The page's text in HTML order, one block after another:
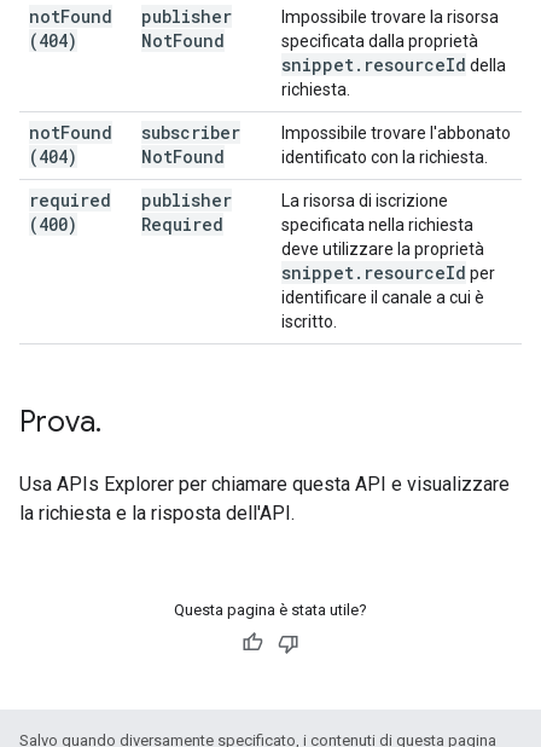
notFound
(404)
publisher
NotFound
Impossibile trovare la risorsa
specificata dalla proprietà
snippet. resourceId della
richiesta.
notFound
(404)
subscriber
NotFound
Impossibile trovare l'abbonato
identificato con la richiesta.
required
(400)
publisher
Required
La risorsa di iscrizione
specificata nella richiesta
deve utilizzare la proprietà
snippet. resourceId per
identificare il canale a cui è
iscritto.
Prova.
Usa APIs Explorer per chiamare questa API e visualizzare
la richiesta e la risposta dell'API.
Questa pagina è stata utile?
Salvo quando diversamente specificato, i contenuti di questa pagina